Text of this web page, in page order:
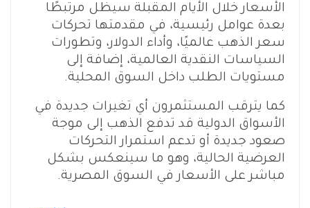
الأسعار خلال الأيام المقبلة سيظل مرتبطًا
بعدة عوامل رئيسية، في مقدمتها تحركات
سعر الذهب عالميًا، وأداء الدولار، وتطورات
السياسات النقدية العالمية، إضافة إلى
مستويات الطلب داخل السوق المحلية.
كما يترقب المستثمرون أي تغيرات جديدة في
الأسواق الدولية قد تدفع الذهب إلى موجة
صعود جديدة أو تدعم استمرار التحركات
العرضية الحالية، وهو ما سينعكس بشكل
مباشر على الأسعار في السوق المصرية.